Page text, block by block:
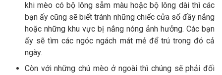
khi mèo có bộ lông sẫm màu hoặc bộ lông dài thì các
bạn ấy cũng sẽ biết tránh những chiếc cửa sổ đầy nắng
hoặc những khu vực bị nắng nóng ảnh hưởng. Các bạn
ấy sẽ tìm các ngóc ngách mát mẻ để trú trong đó cả
ngày.
Còn với những chú mèo ở ngoài thì chúng sẽ phải đối